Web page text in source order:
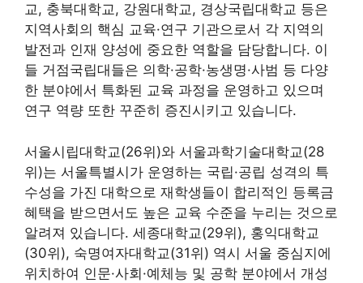
교, 충북대학교, 강원대학교, 경상국립대학교 등은
지역사회의 핵심 교육·연구 기관으로서 각 지역의
발전과 인재 양성에 중요한 역할을 담당합니다. 이
들 거점국립대들은 의학·공학·농생명·사범 등 다양
한 분야에서 특화된 교육 과정을 운영하고 있으며
연구 역량 또한 꾸준히 증진시키고 있습니다.
서울시립대학교(26위)와 서울과학기술대학교(28
위)는 서울특별시가 운영하는 국립·공립 성격의 특
수성을 가진 대학으로 재학생들이 합리적인 등록금
혜택을 받으면서도 높은 교육 수준을 누리는 것으로
알려져 있습니다. 세종대학교(29위), 홍익대학교
(30위), 숙명여자대학교(31위) 역시 서울 중심지에
위치하여 인문·사회·예체능 및 공학 분야에서 개성